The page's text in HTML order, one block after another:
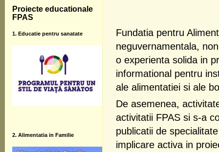
Fundatia pentru
neguvernamentala,
o experienta solida in
informational pentru
ale alimentatiei si ale
De asemenea,
activitatii FPAS si s-a
publicatii de
implicare activa in
Proiecte educationale
FPAS
1. Educatie pentru sanatate
2. Alimentatia in Familie